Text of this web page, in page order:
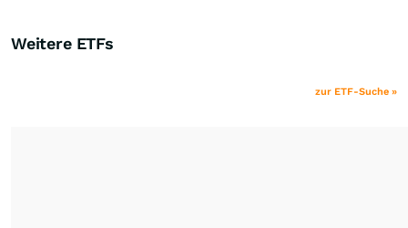
Weitere ETFs
zur ETF-Suche »